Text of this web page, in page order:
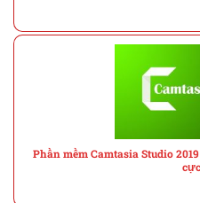
Phần mềm Camtasia Studio